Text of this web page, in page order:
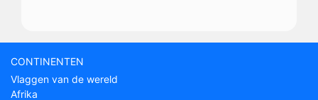
CONTINENTEN
Vlaggen van de wereld
Afrika